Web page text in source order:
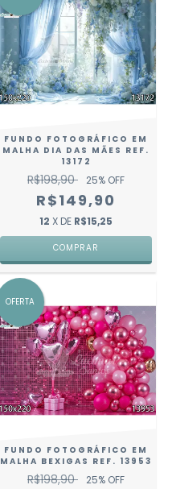
FUNDO FOTOGRÁFICO EM
MALHA DIA DAS MÃES REF.
13172
R$198,90 25% OFF
R$149,90
12 X DE R$15,25
COMPRAR
OFERTA
FUNDO FOTOGRÁFICO EM
MALHA BEXIGAS REF. 13953
R$198,90 25% OFF